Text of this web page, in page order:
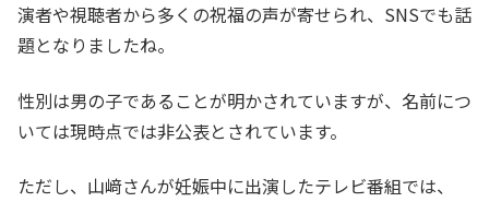
演者や視聴者から多くの祝福の声が寄せられ、SNSでも話
題となりましたね。
性別は男の子であることが明かされていますが、名前につ
いては現時点では非公表とされています。
ただし、山﨑さんが妊娠中に出演したテレビ番組では、